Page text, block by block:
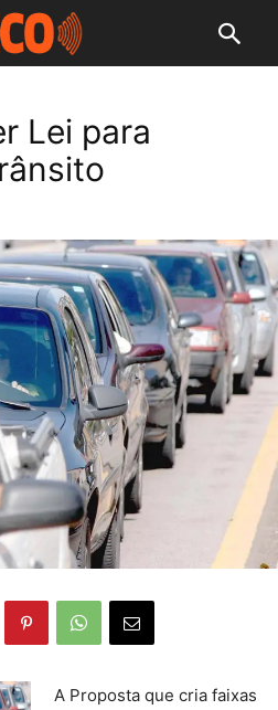
Lei para
A Proposta que cria faixas